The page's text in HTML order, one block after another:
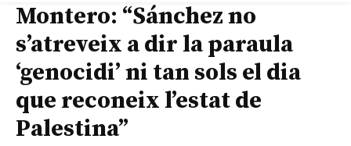
Montero: “Sánchez no
s’atreveix a dir la paraula
‘genocidi’ ni tan sols el dia
que reconeix l’estat de
Palestina”